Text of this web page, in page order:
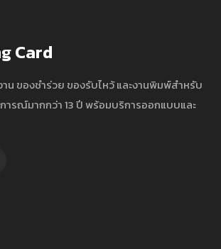
Card
น ของชำร่วย ของรับไหว้ และงานพิมพ์สำหรับ
ารณ์มากกว่า 13 ปี พร้อมบริการออกแบบและ